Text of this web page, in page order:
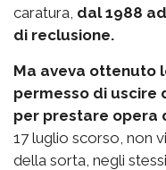
caratura, dal 1988
di reclusione.
Ma aveva ottenuto
permesso di
per prestare opera
17 luglio scorso, non
della sorta, negli